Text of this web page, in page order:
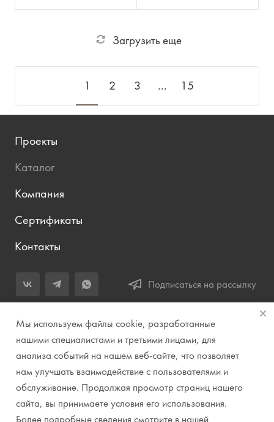
Загрузить еще
1 2 3 ... 15
Проекты
Каталог
Компания
Сертификаты
Контакты
Подписаться на рассылку
+7 (343) 283-04-11
Заказать звонок
info@prirodazvuka.ru
620144, г. Екатеринбург, ул. Хохрякова, д. 98, салон 27, ТЦ
«Весенний», 2 этаж, Центральный вход с ул. Куйбышева
Мы используем файлы cookie, разработанные
нашими специалистами и третьими лицами, для
анализа событий на нашем веб-сайте, что позволяет
нам улучшать взаимодействие с пользователями и
обслуживание. Продолжая просмотр страниц нашего
сайта, вы принимаете условия его использования.
Более подробные сведения смотрите в нашей